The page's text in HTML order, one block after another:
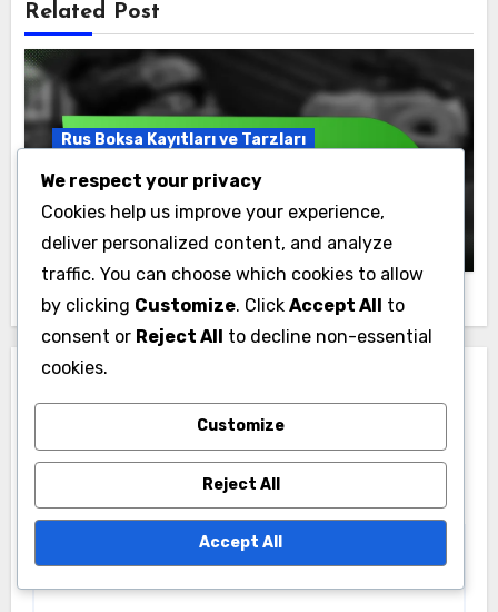
Related Post
Rus Boksa Kayıtları ve Tarzları
En İyi Rus Bok Şampiyonları ve Eşsiz
Dövüş Stilileri
Your email address will not be published.
fields are marked*
Comment*
We respect your privacy
Cookies help us improve your experience,
deliver personalized content, and analyze
traffic. You can choose which cookies to allow
by clicking Customize. Click Accept All to
consent or Reject All to decline non-essential
cookies.
Customize
Reject All
Accept All